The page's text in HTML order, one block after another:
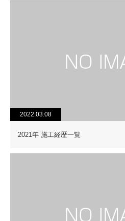
2022.03.08
2021年 施工経歴一覧